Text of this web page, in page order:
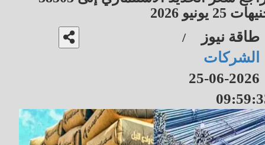
25 يونيو 2026
طاقة نيوز /
الشركات
2026-06-25